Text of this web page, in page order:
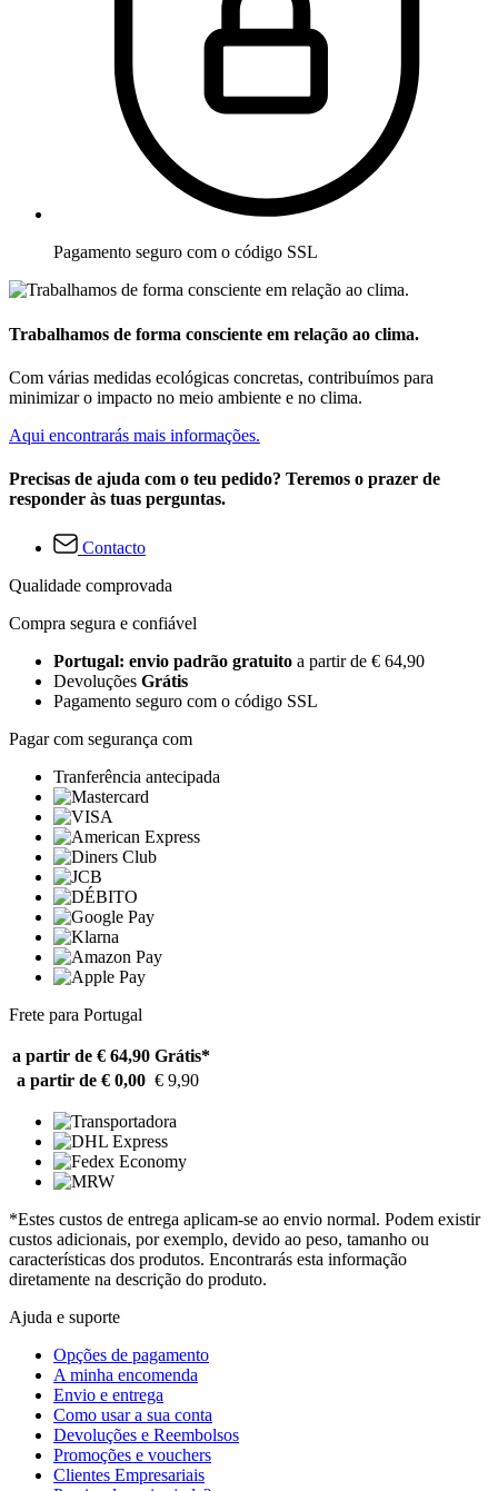
Pagamento seguro com o código SSL
Trabalhamos de forma consciente em relação ao clima.
Com várias medidas ecológicas concretas, contribuímos para
minimizar o impacto no meio ambiente e no clima.
Aqui encontrarás mais informações.
Precisas de ajuda com o teu pedido? Teremos o prazer de
responder às tuas perguntas.
Contacto
Qualidade comprovada
Compra segura e confiável
Portugal: envio padrão gratuito a partir de € 64,90
Devoluções Grátis
Pagamento seguro com o código SSL
Pagar com segurança com
Tranferência antecipada
Frete para Portugal
a partir de € 64,90 Grátis*
a partir de € 0,00 € 9,90
*Estes custos de entrega aplicam-se ao envio normal. Podem existir
custos adicionais, por exemplo, devido ao peso, tamanho ou
características dos produtos. Encontrarás esta informação
diretamente na descrição do produto.
Ajuda e suporte
Opções de pagamento
A minha encomenda
Envio e entrega
Como usar a sua conta
Devoluções e Reembolsos
Promoções e vouchers
Clientes Empresariais